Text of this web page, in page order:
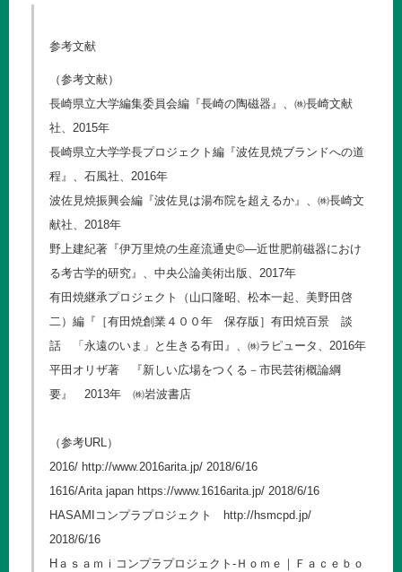
参考文献
（参考文献）
長崎県立大学編集委員会編『長崎の陶磁器』、㈱長崎文献
社、2015年
長崎県立大学学長プロジェクト編『波佐見焼ブランドへの道
程』、石風社、2016年
波佐見焼振興会編『波佐見は湯布院を超えるか』、㈱長崎文
献社、2018年
野上建紀著『伊万里焼の生産流通史©―近世肥前磁器におけ
る考古学的研究』、中央公論美術出版、2017年
有田焼継承プロジェクト（山口隆昭、松本一起、美野田啓
二）編『［有田焼創業４００年 保存版］有田焼百景 談
話 「永遠のいま」と生きる有田』、㈱ラピュータ、2016年
平田オリザ著 『新しい広場をつくる－市民芸術概論綱
要』 2013年 ㈱岩波書店
（参考URL）
2016/ http://www.2016arita.jp/ 2018/6/16
1616/Arita japan https://www.1616arita.jp/ 2018/6/16
HASAMIコンプラプロジェクト
http://hsmcpd.jp/
2018/6/16
Hａｓａｍｉコンプラプロジェクト-Ｈｏｍｅ｜Ｆａｃｅｂｏ